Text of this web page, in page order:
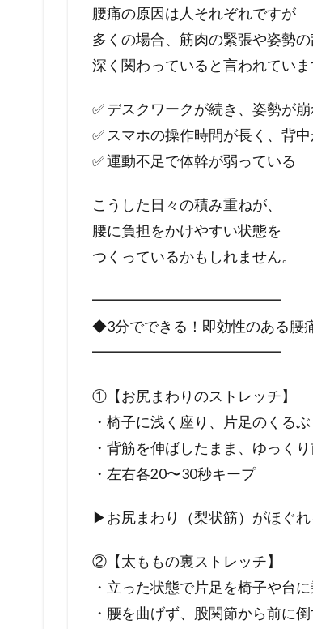
腰痛の原因は人それぞれですが
多くの場合、筋肉の緊張や姿勢
深く関わっていると言われていま
✅️ デスクワークが続き、姿勢が崩
✅️ スマホの操作時間が長く、背
✅️ 運動不足で体幹が弱っている
こうした日々の積み重ねが、
腰に負担をかけやすい状態を
つくっているかもしれません。
━━━━━━━━━━━━━
◆3分でできる！即効性のある腰
━━━━━━━━━━━━━
①【お尻まわりのストレッチ】
・椅子に浅く座り、片足のくる
・背筋を伸ばしたまま、ゆっく
・左右各20〜30秒キープ
▶お尻まわり（梨状筋）がほぐ
②【太ももの裏ストレッチ】
・立った状態で片足を椅子や台
・腰を曲げず、股関節から前に